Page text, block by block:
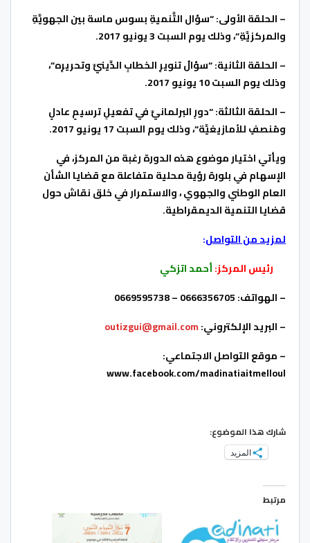
– الحلقة الأولى: “سؤال التَّنميةِ بسوس ماسة بين الجهويَّةِ
والمركزيَّةِ“، وذلك يوم السبت3يونيو2017
.
– الحلقة الثانية: “سؤالُ تنويرِ الخطابِ الدِّينيِّ وتحريرِه“،
وذلك يوم السبت10يونيو2017
.
– الحلقة الثالثة: “دورِ البرلمانيِّ في تفعيلِ ترسيمٍ عادلٍ
ومُنصفٍ للأمازيغيَّة“، وذلك يوم السبت17يونيو2017
.
ويأتي اختيار موضوع هذه الدورة رغبة من المركز، في
الإسهام في بلورة رؤية محلية متفاعلة مع قضايا الشأن
العام الوطني والجهوي ، والاستمرار في خلق نقاش حول
قضايا التنمية الديمقراطية.
لمزيد من التواصل:
رئيس المركز:أحمد اتزكي
– الهواتف: 0666356705 – 0669595738
– البريد الإلكتروني:outizgui@gmail.com
– موقع التواصل الاجتماعي:
www.facebook.com/madinatiaitmelloul
شارك هذا الموضوع:
المزيد
مرتبط